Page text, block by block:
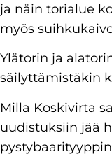
ja näin torialue
myös
Ylätorin ja
säilyttämistäkin
Milla Koskivirta
uudistuksiin jää